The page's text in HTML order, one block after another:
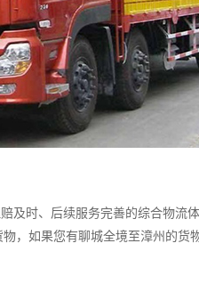
时、后续服务完善的综合物流
，如果您有聊城全境至漳州的货